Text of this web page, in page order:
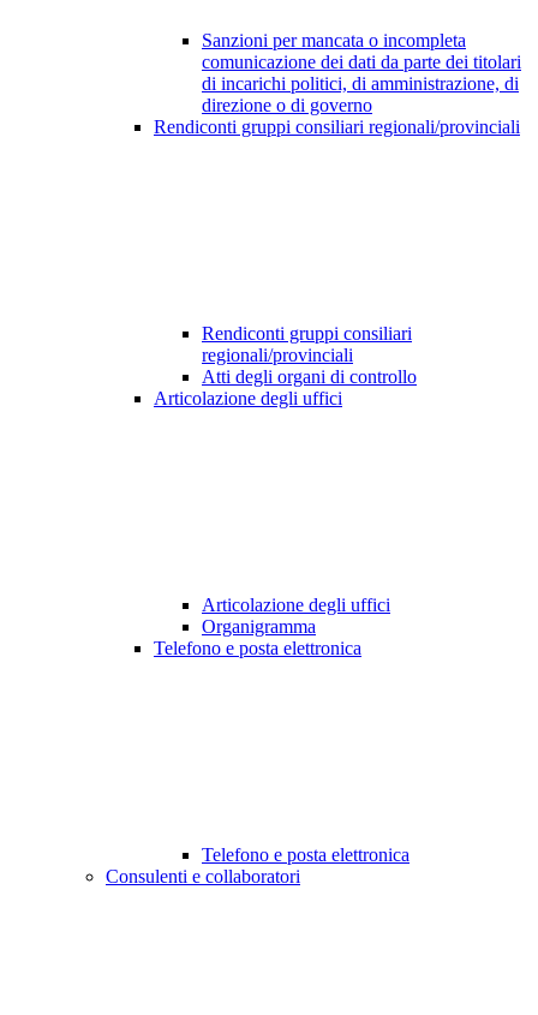
Sanzioni per mancata o incompleta
comunicazione dei dati da parte dei titolari
di incarichi politici, di amministrazione, di
direzione o di governo
Rendiconti gruppi consiliari regionali/provinciali
Rendiconti gruppi consiliari
regionali/provinciali
Atti degli organi di controllo
Articolazione degli uffici
Articolazione degli uffici
Organigramma
Telefono e posta elettronica
Telefono e posta elettronica
Consulenti e collaboratori